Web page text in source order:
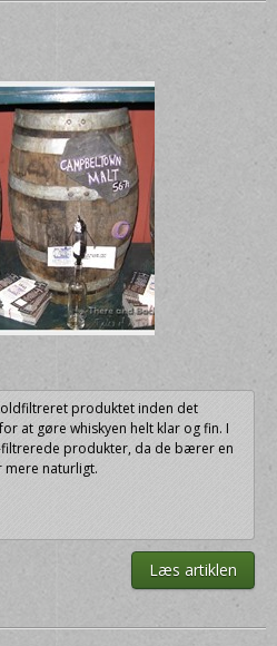
produktet inden det
at gøre whiskyen helt klar og fin. I
produkter, da de bærer en
naturligt.
Læs artiklen